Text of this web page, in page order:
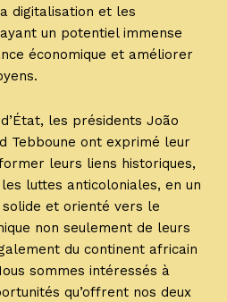
digitalisation et les
un potentiel immense
économique et améliorer
les présidents João
Tebboune ont exprimé leur
leurs liens historiques,
luttes anticoloniales, en un
et orienté vers le
non seulement de leurs
du continent africain
sommes intéressés à
qu’offrent nos deux